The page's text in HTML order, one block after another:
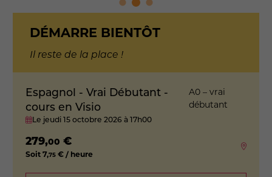
DÉMARRE BIENTÔT
Il reste de la place !
Espagnol - Vrai Débutant -
cours en Visio
A0 – vrai
débutant
Le jeudi 15 octobre 2026 à 17h00
279,00 €
Soit7,75 € / heure